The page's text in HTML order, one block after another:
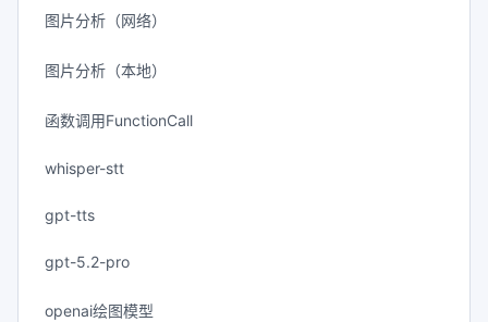
图片分析（网络）
图片分析（本地）
函数调用FunctionCall
whisper-stt
gpt-tts
gpt-5.2-pro
openai绘图模型